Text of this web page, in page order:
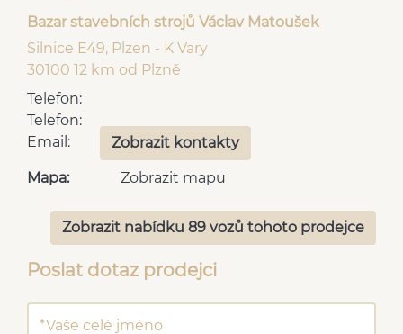
Bazar stavebních strojů Václav Matoušek
Silnice E49, Plzen - K Vary
30100 12 km od Plzně
Telefon:
Telefon:
Email:
Zobrazit kontakty
Mapa: Zobrazit mapu
Zobrazit nabídku 89 vozů tohoto prodejce
Poslat dotaz prodejci